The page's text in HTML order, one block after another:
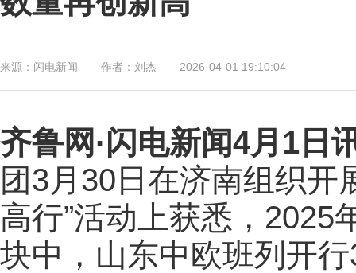
来源： 闪电新闻 作者： 刘杰 2026-04-01 19:10:04
齐鲁网 ·闪电新闻4月1日
团3月30日在济南组织开
高行”活动上获悉，2025
块中，山东中欧班列开